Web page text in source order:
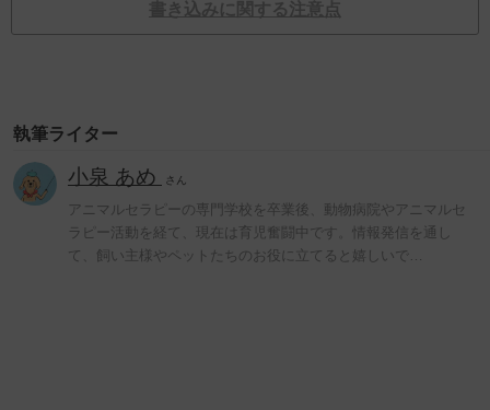
書き込みに関する注意点
執筆ライター
小泉 あめ さん
アニマルセラピーの専門学校を卒業後、動物病院やアニマルセ
ラピー活動を経て、現在は育児奮闘中です。情報発信を通し
て、飼い主様やペットたちのお役に立てると嬉しいで…